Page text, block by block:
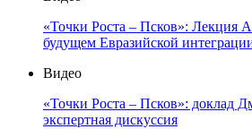
«Точки Роста – Псков»: Лекция
будущем Евразийской
Видео
«Точки Роста – Псков»: доклад
экспертная дискуссия